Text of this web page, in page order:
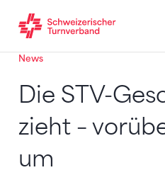
Zum Inhalt springen
Zur Sitemap navigieren
Zum Navigieren dieser
News
Die STV-
zieht –
um